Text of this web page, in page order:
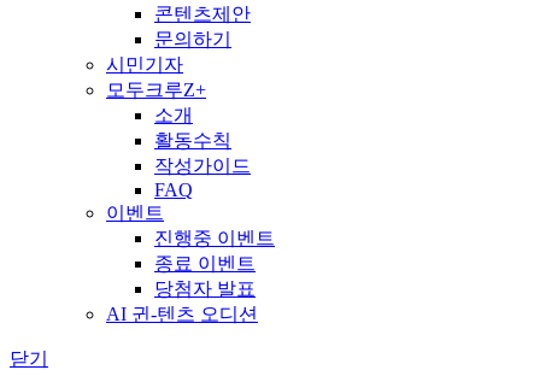
콘텐츠제안
문의하기
시민기자
모두크루Z+
소개
활동수칙
작성가이드
FAQ
이벤트
진행중 이벤트
종료 이벤트
당첨자 발표
AI 귄-텐츠 오디션
닫기